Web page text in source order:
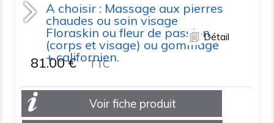
A choisir : Massage aux pierres
chaudes ou soin visage
Floraskin ou fleur de passion
(corps et visage) ou gommage
+ californien.
Détail
81.00€ TTC
Voir fiche produit